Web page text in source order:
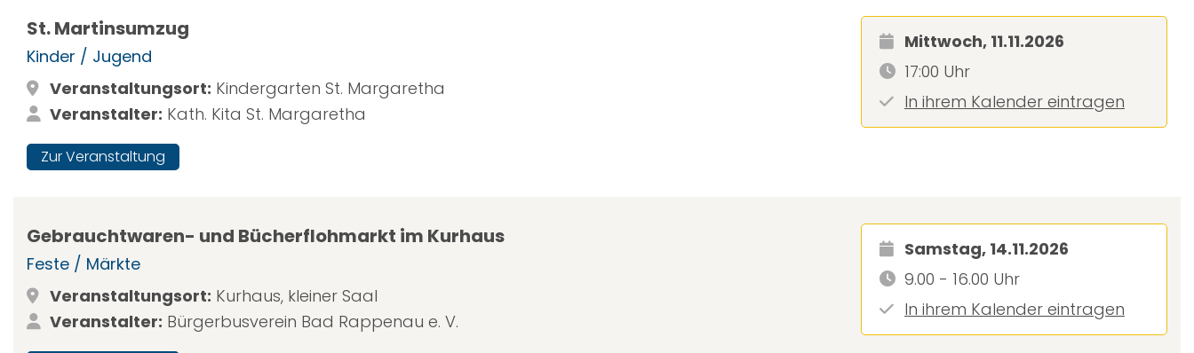
St. Martinsumzug
Kinder / Jugend
Veranstaltungsort: Kindergarten St. Margaretha
Veranstalter: Kath. Kita St. Margaretha
Zur Veranstaltung
Mittwoch, 11.11.2026
17:00 Uhr
In ihrem Kalender eintragen
Gebrauchtwaren- und Bücherflohmarkt im Kurhaus
Feste / Märkte
Veranstaltungsort: Kurhaus, kleiner Saal
Veranstalter: Bürgerbusverein Bad Rappenau e. V.
Samstag, 14.11.2026
9.00 - 16.00 Uhr
In ihrem Kalender eintragen